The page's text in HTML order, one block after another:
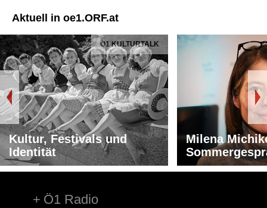
Aktuell in oe1.ORF.at
Ö1 KULTURTALK
Kultur, Festivals und
Identität
Milena
Ö1 Radio